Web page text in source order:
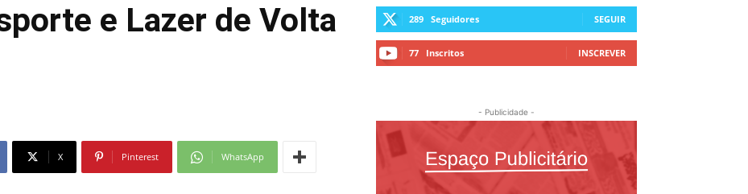
e Lazer de Volta
X Pinterest WhatsApp
289 Seguidores SEGUIR
77 Inscritos INSCREVER
- Publicidade -